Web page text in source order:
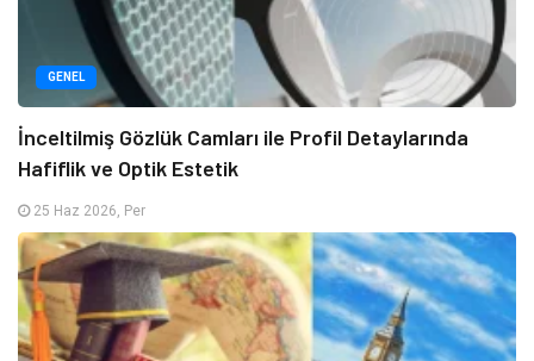
GENEL
İnceltilmiş Gözlük Camları ile Profil Detaylarında
Hafiflik ve Optik Estetik
25 Haz 2026, Per